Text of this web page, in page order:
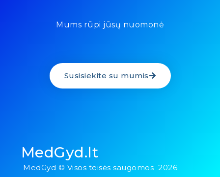
Mums rūpi jūsų nuomonė
Susisiekite su mumis
MedGyd.lt
MedGyd © Visos teisės saugomos 2026